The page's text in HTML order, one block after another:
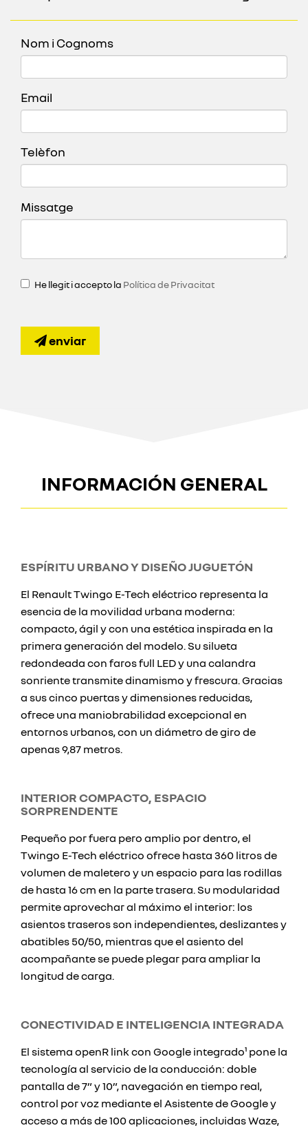
Nom i Cognoms
Email
Telèfon
Missatge
He llegit i accepto la Política de Privacitat
enviar
INFORMACIÓN GENERAL
ESPÍRITU URBANO Y DISEÑO JUGUETÓN
El Renault Twingo E-Tech eléctrico representa la
esencia de la movilidad urbana moderna:
compacto, ágil y con una estética inspirada en la
primera generación del modelo. Su silueta
redondeada con faros full LED y una calandra
sonriente transmite dinamismo y frescura. Gracias
a sus cinco puertas y dimensiones reducidas,
ofrece una maniobrabilidad excepcional en
entornos urbanos, con un diámetro de giro de
apenas 9,87 metros.
INTERIOR COMPACTO, ESPACIO
SORPRENDENTE
Pequeño por fuera pero amplio por dentro, el
Twingo E-Tech eléctrico ofrece hasta 360 litros de
volumen de maletero y un espacio para las rodillas
de hasta 16 cm en la parte trasera. Su modularidad
permite aprovechar al máximo el interior: los
asientos traseros son independientes, deslizantes y
abatibles 50/50, mientras que el asiento del
acompañante se puede plegar para ampliar la
longitud de carga.
CONECTIVIDAD E INTELIGENCIA INTEGRADA
El sistema openR link con Google integrado¹ pone la
tecnología al servicio de la conducción: doble
pantalla de 7” y 10”, navegación en tiempo real,
control por voz mediante el Asistente de Google y
acceso a más de 100 aplicaciones, incluidas Waze,